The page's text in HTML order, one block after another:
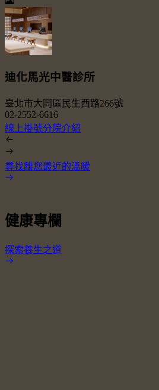
迪化馬光中醫診所
臺北市大同區民生西路266號
02-2552-6616
線上掛號分院介紹
尋找離您最近的溫暖
健康專欄
探索養生之道